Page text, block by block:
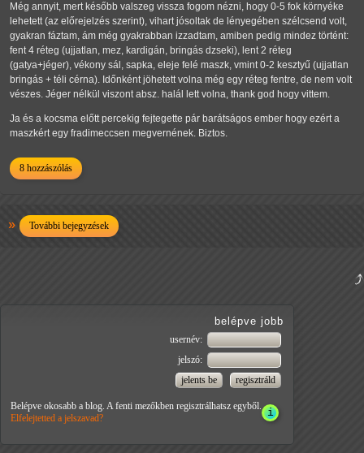
Még annyit, mert később valszeg vissza fogom nézni, hogy 0-5 fok környéke
lehetett (az előrejelzés szerint), vihart jósoltak de lényegében szélcsend volt,
gyakran fáztam, ám még gyakrabban izzadtam, amiben pedig mindez történt:
fent 4 réteg (ujjatlan, mez, kardigán, bringás dzseki), lent 2 réteg
(gatya+jéger), vékony sál, sapka, eleje felé maszk, vmint 0-2 kesztyű (ujjatlan
bringás + téli cérna). Időnként jöhetett volna még egy réteg fentre, de nem volt
vészes. Jéger nélkül viszont absz. halál lett volna, thank god hogy vittem.
Ja és a kocsma előtt percekig fejtegette pár barátságos ember hogy ezért a
maszkért egy fradimeccsen megvernének. Biztos.
8 hozzászólás
További bejegyzések
belépve jobb
usernév:
jelszó:
Belépve okosabb a blog. A fenti mezőkben regisztrálhatsz egyből.
Elfelejtetted a jelszavad?